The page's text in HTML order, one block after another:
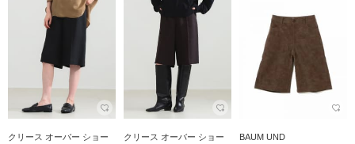
クリース オーバー ショー
クリース オーバー ショー
BAUM UND